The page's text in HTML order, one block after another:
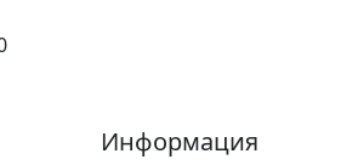
Информация